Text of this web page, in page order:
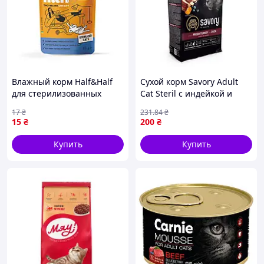
и беспрепятственный доступ к свежей питьевой воде.
Влажный корм Half&Half
для стерилизованных
желе, пауч 85 г
15 ₴
17₴
Купить
Сухой корм Savory Adult
Cat Steril с индейкой и
стерилизованных кошек
400 г
200 ₴
231.84₴
Купить